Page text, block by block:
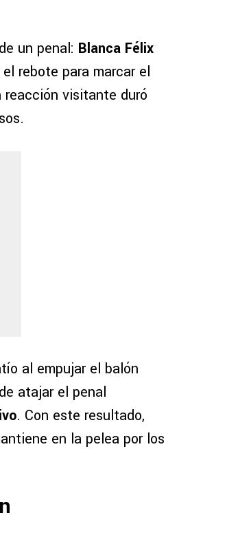
un penal: Blanca Félix
rebote para marcar el
reacción visitante duró
al empujar el balón
atajar el penal
. Con este resultado,
en la pelea por los